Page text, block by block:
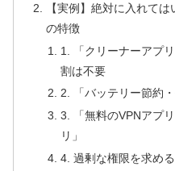
【実例】絶対に入れて
の特徴
1. 「クリーナーアプ
割は不要
2. 「バッテリー節約・
3. 「無料のVPNアプ
リ」
4. 過剰な権限を求め